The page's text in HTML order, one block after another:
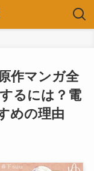
作マンガ全
るには？電
めの理由